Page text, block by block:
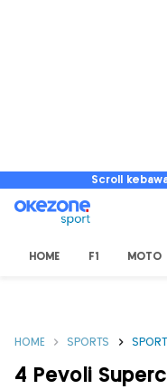
Scroll
HOME F1 MOTO
HOME SPORTS
4 Pevoli